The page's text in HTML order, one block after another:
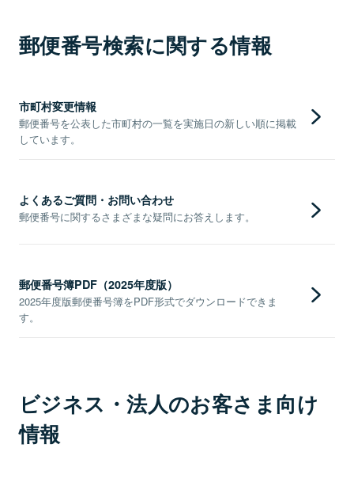
郵便番号検索に関する情報
市町村変更情報
郵便番号を公表した市町村の一覧を実施日の新しい順に掲載
しています。
よくあるご質問・お問い合わせ
郵便番号に関するさまざまな疑問にお答えします。
郵便番号簿PDF（2025年度版）
2025年度版郵便番号簿をPDF形式でダウンロードできま
す。
ビジネス・法人のお客さま向け
情報